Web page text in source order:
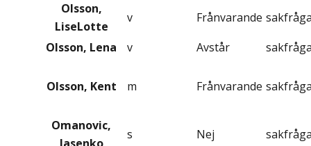
Olsson,
LiseLotte
v Frånvarande
Olsson, Lena
v Avstår
Olsson, Kent m Frånvarande
Omanovic,
s Nej